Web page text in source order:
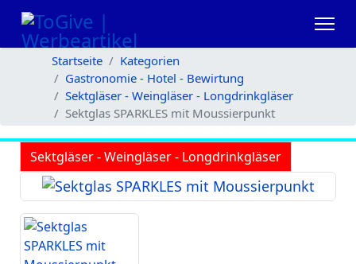
Startseite
Kategorien
Gastronomie - Hotel - Bewirtung
Sektgläser - Weingläser - Longdrinkgläser
Sektglas SPARKLES mit Moussierpunkt
Sektgläser - Weingläser - Longdrinkgläser